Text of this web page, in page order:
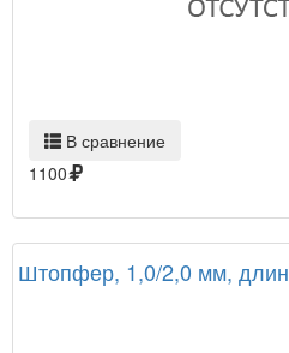
В сравнение
1100
Штопфер, 1,0/2,0 мм,